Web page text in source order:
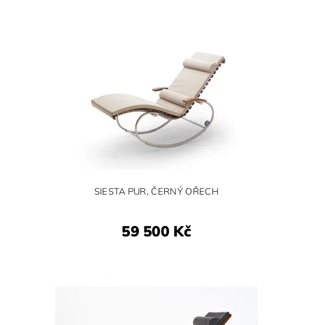
SIESTA PUR, ČERNÝ OŘECH
59 500 Kč